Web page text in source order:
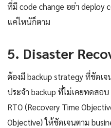
ที่มี code change อย่า deploy
แค่ไหนัก็ตาม
5. Disaster
ต้องมี backup strategy ที่ชัดเ
ประจำ backup ที่ไม่เคยทดสอ
RTO (Recovery Time
Objective) ให้ชัดเจนตาม